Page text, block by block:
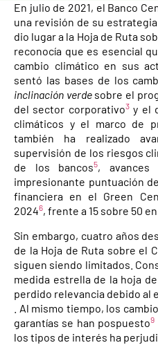
En julio de 2021, el Banco
una revisión de su
dio lugar a la Hoja de Ruta
reconocía que es esencial
cambio climático en sus
sentó las bases de los
inclinación verdesobre el
del sector corporativo3y el
climáticos y el marco de
también ha realizado
supervisión de los riesgos
de los bancos5, avances
impresionante puntuación
financiera en el Green
20246, frente a 15 sobre 50
Sin embargo, cuatro años
de la Hoja de Ruta sobre el
siguen siendo limitados.
medida estrella de la hoja
perdido relevancia debido
. Al mismo tiempo, los
garantías se han pospuesto9
los tipos de interés ha